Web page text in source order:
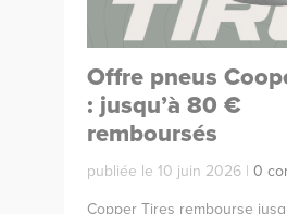
Offre pneus
: jusqu’à 80 €
remboursés
publiée le 10 juin 2026 | 0
Copper Tires rembourse